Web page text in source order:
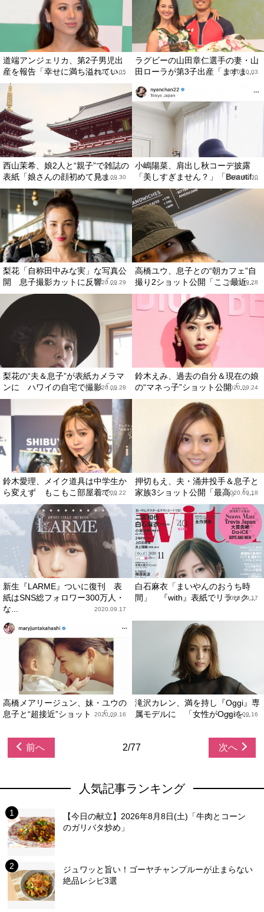
道端アンジェリカ、第2子男児出
産を報告「幸せに満ち溢れてい...
2020.10.05
ラグビーの山田章仁選手の妻・山
田ローラが第3子出産「ますま...
2020.10.03
西山茉希、娘2人と“親子”で雑誌の
表紙「娘さんの顔初めて見ま...
2020.09.30
小嶋陽菜、肩出し秋コーデ披露
「美しすぎません？」「Beautif...
2020.09.30
梨花「自称田中みな実」な写真公
開 息子撮影カットに反響「...
2020.09.29
高橋ユウ、息子との“朝カフェ”自
撮り2ショット公開「ここ最近...
2020.09.28
梨花の“夫＆息子”が表紙カメラマ
ンに ハワイの自宅で撮影「...
2020.09.28
鈴木えみ、過去の自分＆現在の娘
の“マネっ子”ショット公開「...
2020.09.24
鈴木愛理、メイク道具は中学生か
ら変えず もこもこ部屋着で...
2020.09.22
押切もえ、夫・涌井投手＆息子と
家族3ショット公開「最高」「...
2020.09.18
新生『LARME』ついに復刊 表
紙はSNS総フォロワー300万人・
な...
2020.09.17
白石麻衣「まいやんのおうち時
間」 『with』表紙でリラック...
2020.09.17
高橋メアリージュン、妹・ユウの
息子と“超接近”ショット 「...
2020.09.16
滝沢カレン、満を持し『Oggi』専
属モデルに 「女性がOggiを...
2020.09.16
前へ 2/77 次へ
人気記事ランキング
【今日の献立】2026年8月8日(土)「牛肉とコーン
のガリバタ炒め」
ジュワッと旨い！ゴーヤチャンプルーが止まらない
絶品レシピ3選